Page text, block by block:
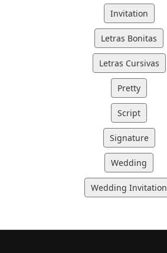
Invitation
Letras Bonitas
Letras Cursivas
Pretty
Script
Signature
Wedding
Wedding Invitation